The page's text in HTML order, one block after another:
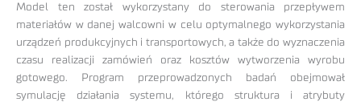
Model ten został wykorzystany do sterowania przepływem
materiałów w danej walcowni w celu optymalnego wykorzystania
urządzeń produkcyjnych i transportowych, a także do wyznaczenia
czasu realizacji zamówień oraz kosztów wytworzenia wyrobu
gotowego. Program przeprowadzonych badań obejmował
symulację działania systemu, którego struktura i atrybuty